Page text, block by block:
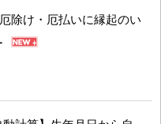
除け・厄払いに縁起のい